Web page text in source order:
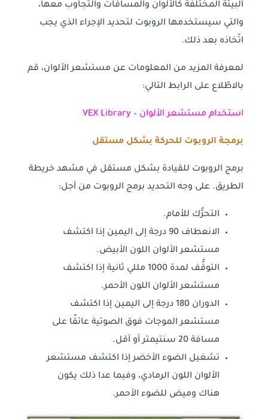
البيئة المختلفة كالألوان والمسافات والتجاوب معها،
والتي سيستخدمها الروبوت لتحديد الإجراء الذي يجب
اتّخاذه بعد ذلك.
لمعرفة المزيد من المعلومات عن مستشعر الألوان، قم
بالاطّلاع على الرابط التالي:
استخدام مستشعر الألوان – VEX Library
برمجة الروبوت للحركة بشكل مستقل
برمج الروبوت للقيادة بشكل مستقل في مشهد خريطة
الطريق. على وجه التحديد برمج الروبوت من أجل:
التحرُّك للأمام.
الانعطاف 90 درجة إلى اليمين إذا اكتشف
مستشعر الألوان اللون الأبيض.
التوقُّف لمدة 1000 مللي ثانية إذا اكتشف
مستشعر الألوان اللون الأحمر.
الدوران 180 درجة إلى اليمين إذا اكتشف
مستشعر الموجات فوق الصوتية عائقًا على
مسافة 20 سنتيمتر أو أقل.
تشغيل الضوء الأخضر إذا اكتشف مستشعر
الألوان اللون الرمادي، وفيما عدا ذلك يكون
هناك وميض للضوء الأحمر.